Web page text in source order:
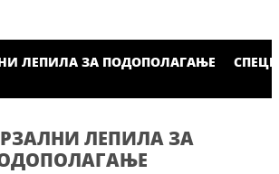
ЛЕПИЛА ЗА ПОДОПОЛАГАЊЕ
ЛЕПИЛА ЗА